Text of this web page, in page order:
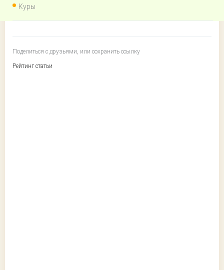
Куры
Поделиться с друзьями, или сохранить ссылку
Рейтинг статьи